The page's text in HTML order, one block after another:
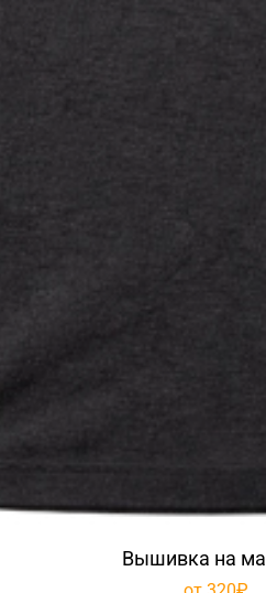
Вышивка на